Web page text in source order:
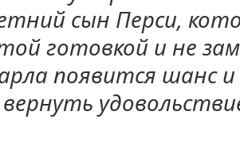
сын Перси,
готовкой и не
появится шанс